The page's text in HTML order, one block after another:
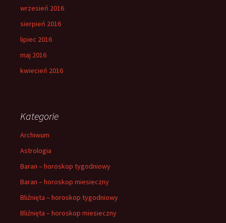
wrzesień 2016
sierpień 2016
lipiec 2016
maj 2016
kwiecień 2016
Kategorie
Archiwum
Astrologia
Baran – horoskop tygodniowy
Baran – horoskop miesieczny
Bliźnięta – horoskop tygodniowy
Bliźnięta – horoskop miesieczny